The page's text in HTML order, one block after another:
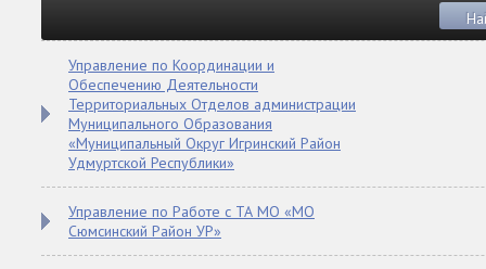
Управление по Координации и
Обеспечению Деятельности
Территориальных Отделов администрации
Муниципального Образования
«Муниципальный Округ Игринский Район
Удмуртской Республики»
Управление по Работе с ТА МО «МО
Сюмсинский Район УР»